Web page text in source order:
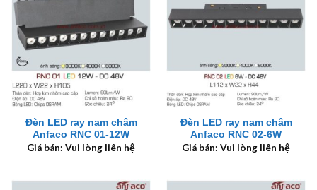
Đèn LED ray nam châm
Anfaco RNC 01-12W
Giá bán: Vui lòng liên hệ
Đèn LED ray nam châm
Anfaco RNC 02-6W
Giá bán: Vui lòng liên hệ